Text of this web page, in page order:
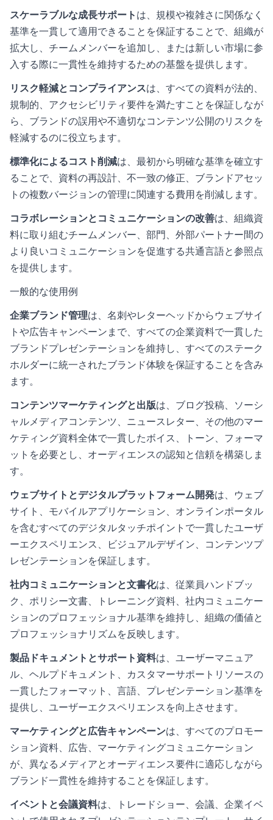
スケーラブルな成長サポート は、規模や複雑さに関係なく
基準を一貫して適用できることを保証することで、組織が
拡大し、チームメンバーを追加し、または新しい市場に参
入する際に一貫性を維持するための基盤を提供します。
リスク軽減とコンプライアンスは、すべての資料が法的、
規制的、アクセシビリティ要件を満たすことを保証しなが
ら、ブランドの誤用や不適切なコンテンツ公開のリスクを
軽減するのに役立ちます。
標準化によるコスト削減は、最初から明確な基準を確立す
ることで、資料の再設計、不一致の修正、ブランドアセッ
トの複数バージョンの管理に関連する費用を削減します。
コラボレーションとコミュニケーションの改善は、組織資
料に取り組むチームメンバー、部門、外部パートナー間の
より良いコミュニケーションを促進する共通言語と参照点
を提供します。
一般的な使用例
企業ブランド管理は、名刺やレターヘッドからウェブサイ
トや広告キャンペーンまで、すべての企業資料で一貫した
ブランドプレゼンテーションを維持し、すべてのステーク
ホルダーに統一されたブランド体験を保証することを含み
ます。
コンテンツマーケティングと出版は、ブログ投稿、ソーシ
ャルメディアコンテンツ、ニュースレター、その他のマー
ケティング資料全体で一貫したボイス、トーン、フォーマ
ットを必要とし、オーディエンスの認知と信頼を構築しま
す。
ウェブサイトとデジタルプラットフォーム開発は、ウェブ
サイト、モバイルアプリケーション、オンラインポータル
を含むすべてのデジタルタッチポイントで一貫したユーザ
ーエクスペリエンス、ビジュアルデザイン、コンテンツプ
レゼンテーションを保証します。
社内コミュニケーションと文書化は、従業員ハンドブッ
ク、ポリシー文書、トレーニング資料、社内コミュニケー
ションのプロフェッショナル基準を維持し、組織の価値と
プロフェッショナリズムを反映します。
製品ドキュメントとサポート資料は、ユーザーマニュア
ル、ヘルプドキュメント、カスタマーサポートリソースの
一貫したフォーマット、言語、プレゼンテーション基準を
提供し、ユーザーエクスペリエンスを向上させます。
マーケティングと広告キャンペーンは、すべてのプロモー
ション資料、広告、マーケティングコミュニケーション
が、異なるメディアとオーディエンス要件に適応しながら
ブランド一貫性を維持することを保証します。
イベントと会議資料は、トレードショー、会議、企業イベ